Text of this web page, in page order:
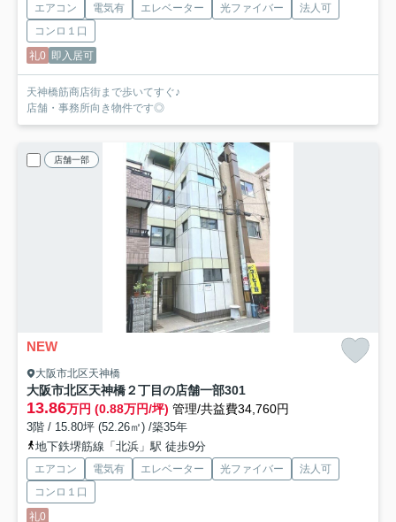
エアコン 電気有 エレベーター 光ファイバー
法人可
コンロ１口
礼0 即入居可
天神橋筋商店街まで歩いてすぐ♪
店舗・事務所向き物件です◎
店舗一部
NEW
大阪市北区天神橋
大阪市北区天神橋２丁目の店舗一部301
13.86万円 (0.88万円/坪) 管理/共益費34,760円
3階 / 15.80坪 (52.26㎡) /築35年
地下鉄堺筋線「北浜」駅 徒歩9分
エアコン 電気有 エレベーター 光ファイバー
法人可
コンロ１口
礼0